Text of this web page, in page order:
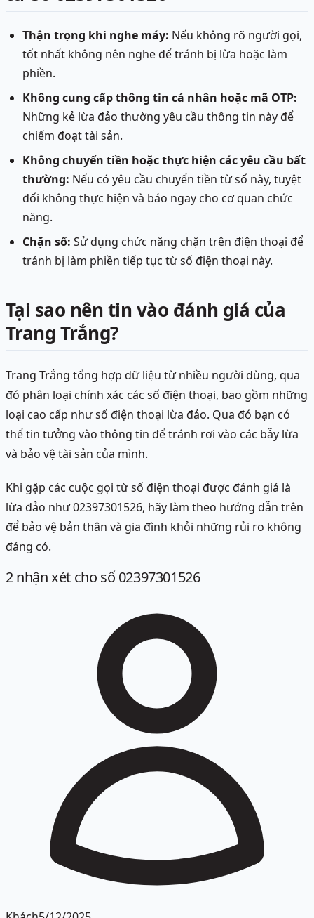
Thận trọng khi nghe máy: Nếu không rõ người gọi,
tốt nhất không nên nghe để tránh bị lừa hoặc làm
phiền.
Không cung cấp thông tin cá nhân hoặc mã OTP:
Những kẻ lừa đảo thường yêu cầu thông tin này để
chiếm đoạt tài sản.
Không chuyển tiền hoặc thực hiện các yêu cầu bất
thường: Nếu có yêu cầu chuyển tiền từ số này, tuyệt
đối không thực hiện và báo ngay cho cơ quan chức
năng.
Chặn số: Sử dụng chức năng chặn trên điện thoại để
tránh bị làm phiền tiếp tục từ số điện thoại này.
Tại sao nên tin vào đánh giá của
Trang Trắng?
Trang Trắng tổng hợp dữ liệu từ nhiều người dùng, qua
đó phân loại chính xác các số điện thoại, bao gồm những
loại cao cấp như số điện thoại lừa đảo. Qua đó bạn có
thể tin tưởng vào thông tin để tránh rơi vào các bẫy lừa
và bảo vệ tài sản của mình.
Khi gặp các cuộc gọi từ số điện thoại được đánh giá là
lừa đảo như 02397301526, hãy làm theo hướng dẫn trên
để bảo vệ bản thân và gia đình khỏi những rủi ro không
đáng có.
2nhận xét cho số 02397301526